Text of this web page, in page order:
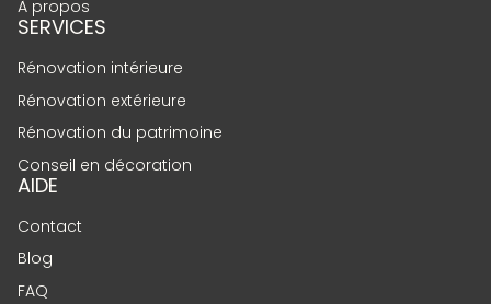
À propos
SERVICES
Rénovation intérieure
Rénovation extérieure
Rénovation du patrimoine
Conseil en décoration
AIDE
Contact
Blog
FAQ